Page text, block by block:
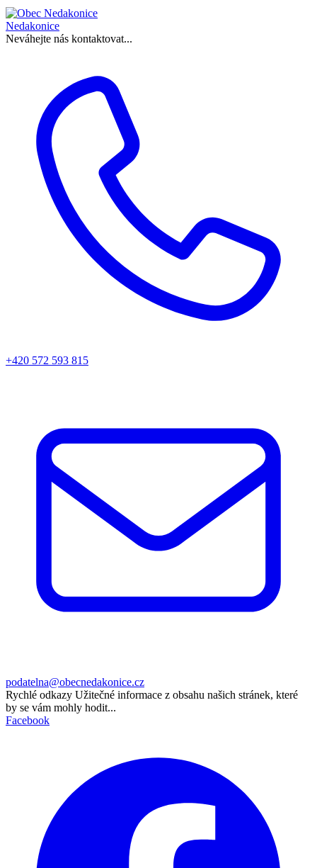
Nedakonice
Neváhejte nás kontaktovat...
+420 572 593 815
podatelna@obecnedakonice.cz
Rychlé odkazy Užitečné informace z obsahu našich stránek, které
by se vám mohly hodit...
Facebook